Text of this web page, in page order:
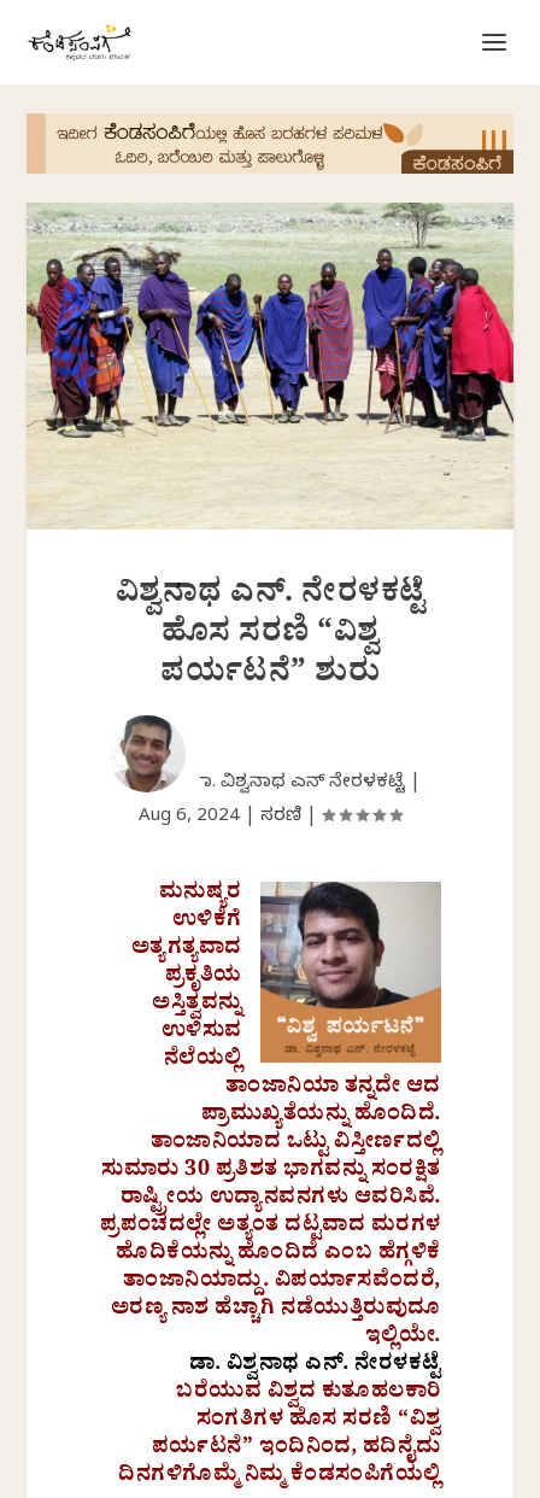
ವಿಶ್ವನಾಥ ಎನ್.‌ ನೇರಳಕಟ್ಟೆ
ಹೊಸ ಸರಣಿ “ವಿಶ್ವ
ಪರ್ಯಟನೆ” ಶುರು
ಡಾ. ವಿಶ್ವನಾಥ ಎನ್ ನೇರಳಕಟ್ಟೆ |
Aug 6, 2024
ಸರಣಿ
ಮನುಷ್ಯರ
ಉಳಿಕೆಗೆ
ಅತ್ಯಗತ್ಯವಾದ
ಪ್ರಕೃತಿಯ
ಅಸ್ತಿತ್ವವನ್ನು
ಉಳಿಸುವ
ನೆಲೆಯಲ್ಲಿ
ತಾಂಜಾನಿಯಾ ತನ್ನದೇ ಆದ
ಪ್ರಾಮುಖ್ಯತೆಯನ್ನು ಹೊಂದಿದೆ.
ತಾಂಜಾನಿಯಾದ ಒಟ್ಟು ವಿಸ್ತೀರ್ಣದಲ್ಲಿ
ಸುಮಾರು 30 ಪ್ರತಿಶತ ಭಾಗವನ್ನು ಸಂರಕ್ಷಿತ
ರಾಷ್ಟ್ರೀಯ ಉದ್ಯಾನವನಗಳು ಆವರಿಸಿವೆ.
ಪ್ರಪಂಚದಲ್ಲೇ ಅತ್ಯಂತ ದಟ್ಟವಾದ ಮರಗಳ
ಹೊದಿಕೆಯನ್ನು ಹೊಂದಿದೆ ಎಂಬ ಹೆಗ್ಗಳಿಕೆ
ತಾಂಜಾನಿಯಾದ್ದು. ವಿಪರ್ಯಾಸವೆಂದರೆ,
ಅರಣ್ಯ ನಾಶ ಹೆಚ್ಚಾಗಿ ನಡೆಯುತ್ತಿರುವುದೂ
ಇಲ್ಲಿಯೇ.
ಡಾ. ವಿಶ್ವನಾಥ ಎನ್.‌ ನೇರಳಕಟ್ಟೆ
ಬರೆಯುವ ವಿಶ್ವದ ಕುತೂಹಲಕಾರಿ
ಸಂಗತಿಗಳ ಹೊಸ ಸರಣಿ “ವಿಶ್ವ
ಪರ್ಯಟನೆ” ಇಂದಿನಿಂದ, ಹದಿನೈದು
ದಿನಗಳಿಗೊಮ್ಮೆ ನಿಮ್ಮ ಕೆಂಡಸಂಪಿಗೆಯಲ್ಲಿ